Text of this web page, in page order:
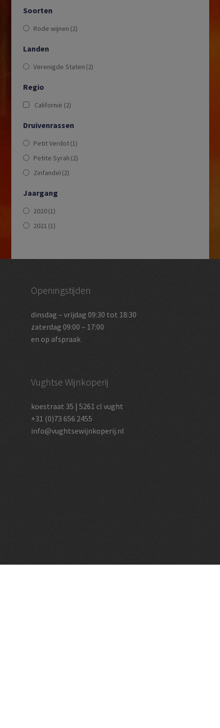
Soorten
Rode wijnen (2)
Landen
Verenigde Staten (2)
Regio
Californië (2)
Druivenrassen
Petit Verdot(1)
Petite Syrah (2)
Zinfandel(2)
Jaargang
2020(1)
2021 (1)
Openingstijden
dinsdag – vrijdag 09:30 tot 18:30
zaterdag 09:00 – 17:00
en op afspraak
Vughtse Wijnkoperij
koestraat 35 | 5261 cl vught
+31 (0)73 656 2455
info@vughtsewijnkoperij.nl